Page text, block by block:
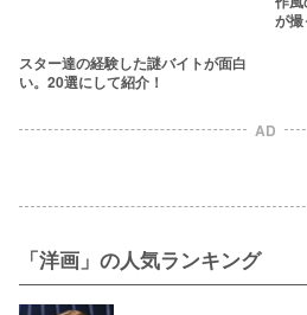
が
スター達の経験した謎バイトが面白
い。20選にして紹介！
AD
「洋画」の人気ランキング